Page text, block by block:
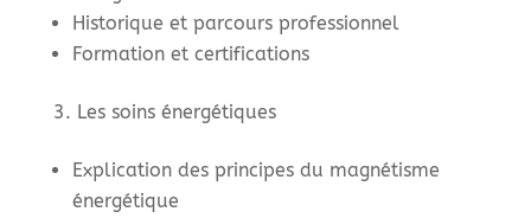
Historique et parcours professionnel
Formation et certifications
Les soins énergétiques
Explication des principes du magnétisme
énergétique